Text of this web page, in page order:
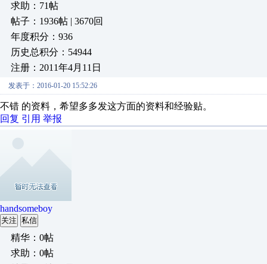
求助：71帖
帖子：1936帖 | 3670回
年度积分：936
历史总积分：54944
注册：2011年4月11日
发表于：2016-01-20 15:52:26
不错 的资料，希望多多发这方面的资料和经验贴。
回复 引用 举报
handsomeboy
关注 私信
精华：0帖
求助：0帖